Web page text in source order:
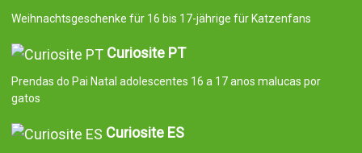
Weihnachtsgeschenke für 16 bis 17-jährige für Katzenfans
Curiosite PT
Prendas do Pai Natal adolescentes 16 a 17 anos malucas por
gatos
Curiosite ES